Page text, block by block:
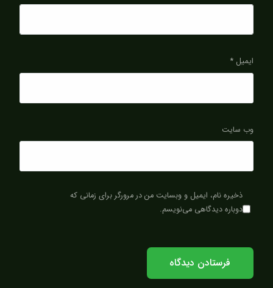
ایمیل*
وب‌ سایت
ذخیره نام، ایمیل و وبسایت من در مرورگر برای زمانی که
دوباره دیدگاهی می‌نویسم.